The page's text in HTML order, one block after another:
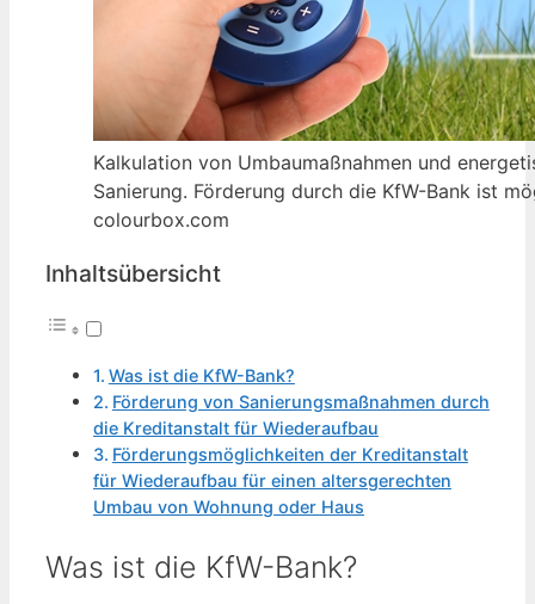
Kalkulation von Umbaumaßnahmen und
Sanierung. Förderung durch die KfW-Bank ist
colourbox.com
Inhaltsübersicht
Was ist die KfW-Bank?
Förderung von Sanierungsmaßnahmen durch
die Kreditanstalt für Wiederaufbau
Förderungsmöglichkeiten der Kreditanstalt
für Wiederaufbau für einen altersgerechten
Umbau von Wohnung oder Haus
Was ist die KfW-Bank?